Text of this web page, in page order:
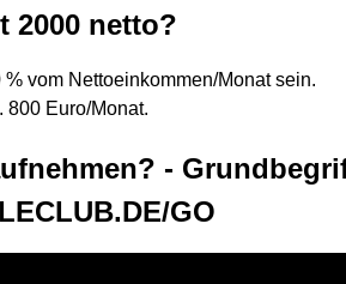
2000 netto?
vom Nettoeinkommen/Monat sein.
800 Euro/Monat.
-
GO